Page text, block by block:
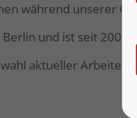
während unserer
Berlin und ist seit
aktueller Arbeiten